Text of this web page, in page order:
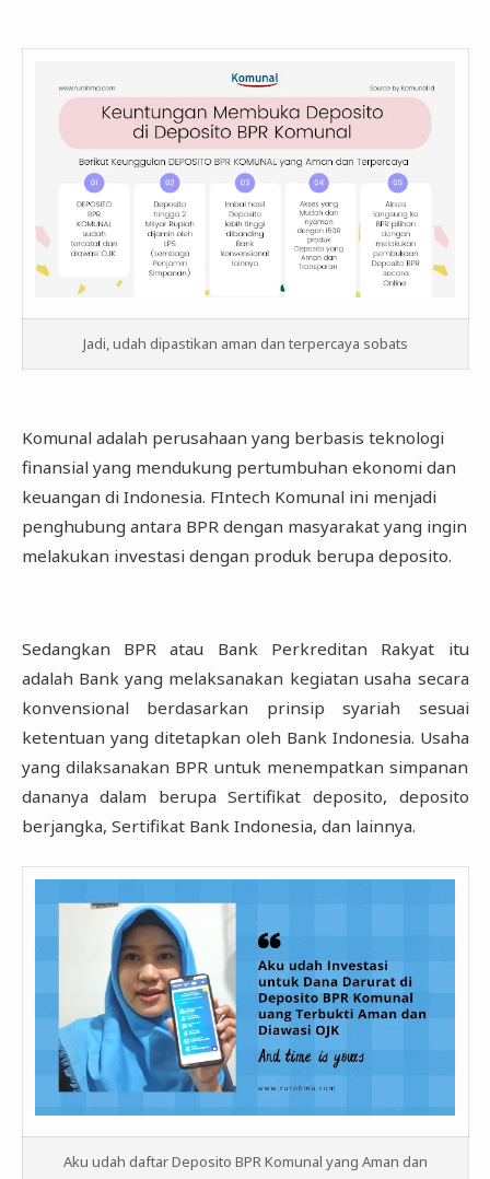
Jadi, udah dipastikan aman dan terpercaya sobats
Komunal adalah perusahaan yang berbasis teknologi
finansial yang mendukung pertumbuhan ‎ekonomi dan
keuangan di Indonesia. FIntech Komunal ini menjadi
penghubung antara BPR ‎dengan masyarakat yang ingin
melakukan investasi dengan produk berupa deposito.‎
Sedangkan BPR atau Bank Perkreditan Rakyat itu
adalah Bank yang melaksanakan kegiatan ‎usaha secara
konvensional berdasarkan prinsip syariah sesuai
ketentuan yang ditetapkan oleh ‎Bank Indonesia. Usaha
yang dilaksanakan BPR untuk menempatkan simpanan
dananya dalam ‎berupa Sertifikat deposito, deposito
berjangka, Sertifikat Bank Indonesia, dan lainnya.‎
Aku udah daftar Deposito BPR Komunal yang Aman dan